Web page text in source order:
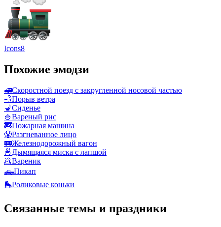
Icons8
Похожие эмодзи
🚅Скоростной поезд с закругленной носовой частью
💨Порыв ветра
💺Сиденье
🍚Вареный рис
🚒Пожарная машина
😤Разгневанное лицо
🚃Железнодорожный вагон
🍜 Дымящаяся миска с лапшой
🥟Вареник
🛻Пикап
🛼Роликовые коньки
Связанные темы и праздники